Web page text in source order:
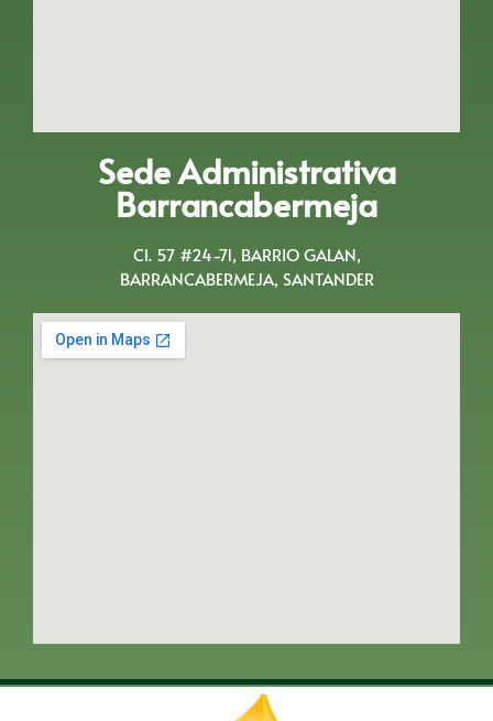
Sede Administrativa
Barrancabermeja
Cl. 57 #24-71, BARRIO GALAN,
BARRANCABERMEJA, SANTANDER